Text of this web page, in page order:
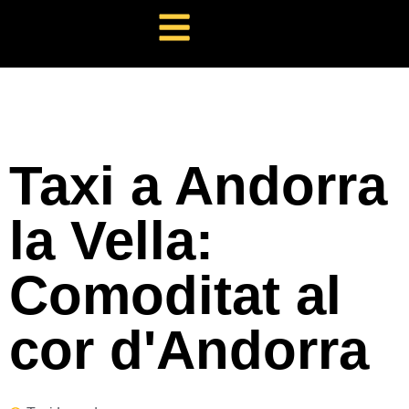
Taxi a Andorra
la Vella:
Comoditat al
cor d'Andorra